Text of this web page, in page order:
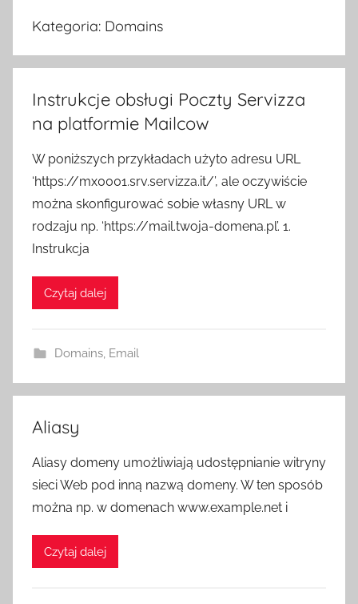
Kategoria: Domains
Instrukcje obsługi Poczty Servizza
na platformie Mailcow
W poniższych przykładach użyto adresu URL
‘https://mx0001.srv.servizza.it/’, ale oczywiście
można skonfigurować sobie własny URL w
rodzaju np. ‘https://mail.twoja-domena.pl’. 1.
Instrukcja
Czytaj dalej
Domains, Email
Aliasy
Aliasy domeny umożliwiają udostępnianie witryny
sieci Web pod inną nazwą domeny. W ten sposób
można np. w domenach www.example.net i
Czytaj dalej